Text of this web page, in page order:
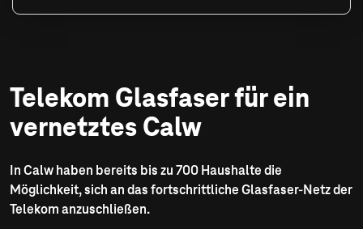
Telekom Glasfaser für ein
vernetztes Calw
In Calw haben bereits bis zu 700 Haushalte die
Möglichkeit, sich an das fortschrittliche Glasfaser-Netz der
Telekom anzuschließen.